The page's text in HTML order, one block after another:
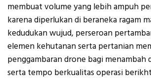
membuat volume yang lebih ampuh
karena diperlukan di beraneka ragam
kedudukan wujud, perseroan
elemen kehutanan serta pertanian
penggambaran drone bagi menambah
serta tempo berkualitas operasi